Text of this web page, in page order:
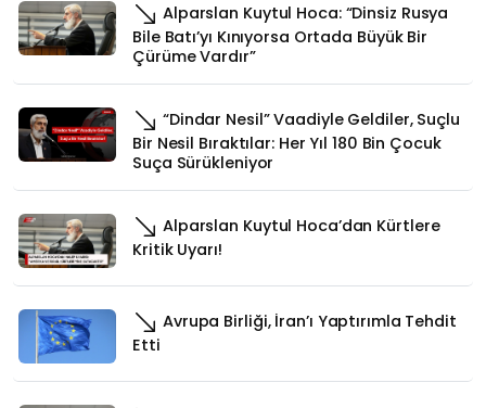
Alparslan Kuytul Hoca: “Dinsiz Rusya
Bile Batı’yı Kınıyorsa Ortada Büyük Bir
Çürüme Vardır”
“Dindar Nesil” Vaadiyle Geldiler, Suçlu
Bir Nesil Bıraktılar: Her Yıl 180 Bin Çocuk
Suça Sürükleniyor
Alparslan Kuytul Hoca’dan Kürtlere
Kritik Uyarı!
Avrupa Birliği, İran’ı Yaptırımla Tehdit
Etti